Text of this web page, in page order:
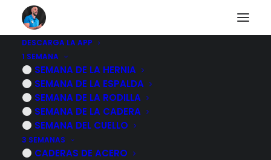
DESCARGA LA APP
1 SEMANA
SEMANA DE LA HERNIA
SEMANA DE LA ESPALDA
SEMANA DE LA RODILLA
SEMANA DE LA CADERA
SEMANA DEL CUELLO
3 SEMANAS
CADERAS DE ACERO
Otros diarios
Descubre a otras personas que están pasando lo